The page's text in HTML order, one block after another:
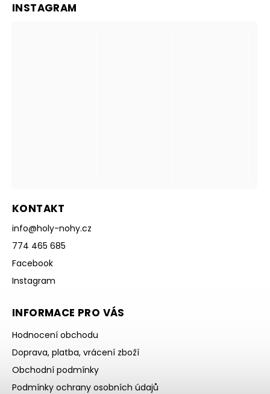
KONTAKT
info@holy-nohy.cz
774 465 685
Facebook
Instagram
INFORMACE PRO VÁS
Hodnocení obchodu
Doprava, platba, vrácení zboží
Obchodní podmínky
Podmínky ochrany osobních údajů
INSTAGRAM